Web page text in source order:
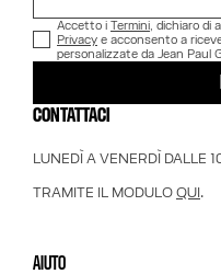
Accetto i Termini, dichiaro di
Privacy e acconsento a
personalizzate da Jean Paul
CONTATTACI
LUNEDÌ A VENERDÌ DALLE
TRAMITE IL MODULOQUI.
AIUTO